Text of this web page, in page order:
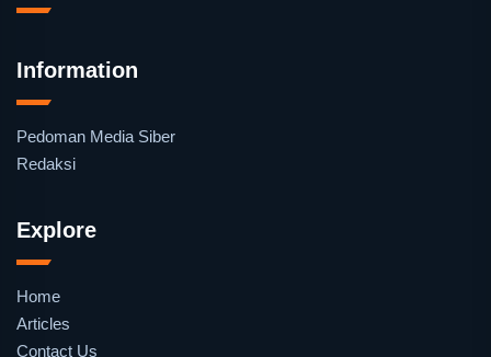
Information
Pedoman Media Siber
Redaksi
Explore
Home
Articles
Contact Us